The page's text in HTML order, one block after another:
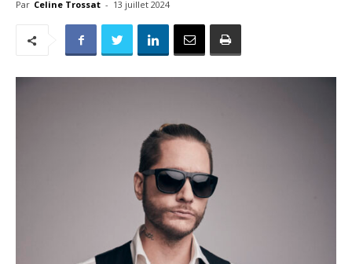
Par Celine Trossat - 13 juillet 2024